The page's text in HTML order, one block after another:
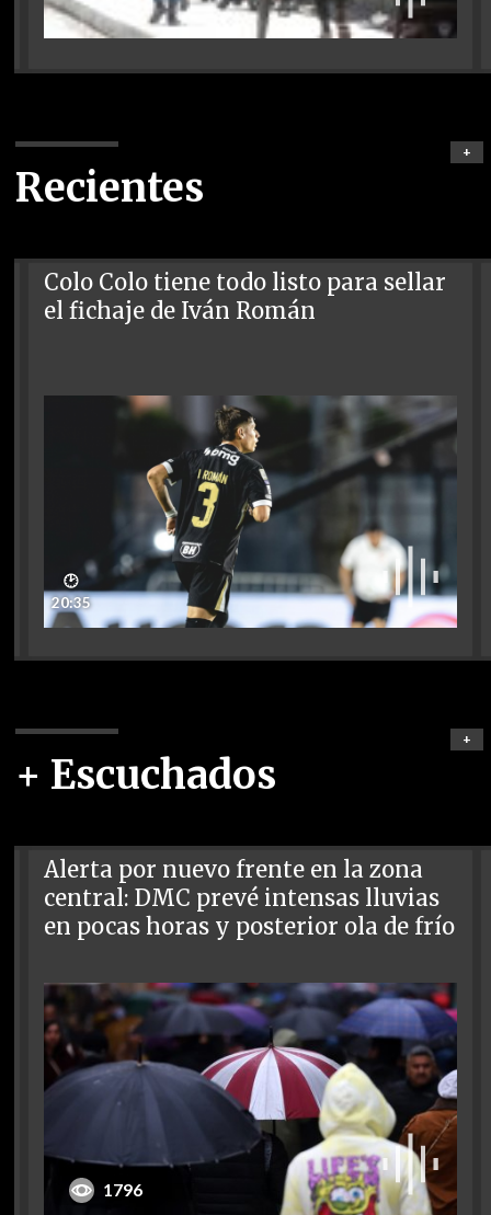
Recientes
+
Colo Colo tiene todo listo para sellar
el fichaje de Iván Román
🕑
20:35
+ Escuchados
+
Alerta por nuevo frente en la zona
central: DMC prevé intensas lluvias
en pocas horas y posterior ola de frío
1796